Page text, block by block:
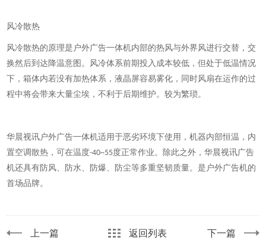
风冷散热
风冷散热的原理是户外广告一体机内部的热风与外界风进行交替，交
换然后到达降温意图。风冷体系前期投入成本较低，但处于低温情况
下，箱体内若没有加热体系，液晶屏容易雾化， 同时风扇在运作的过
程中将会带来大量尘埃，不利于后期维护。较为繁琐。
华晨视讯户外广告一体机适用于恶劣环境下使用，机器内部恒温，内
置空调散热，可在温度-40~55度正常作业。除此之外，华晨视讯广告
机还具有防风、防水、防爆、防尘等多重坚韧质量。是户外广告机的
首场品牌。
上一篇 返回列表 下一篇